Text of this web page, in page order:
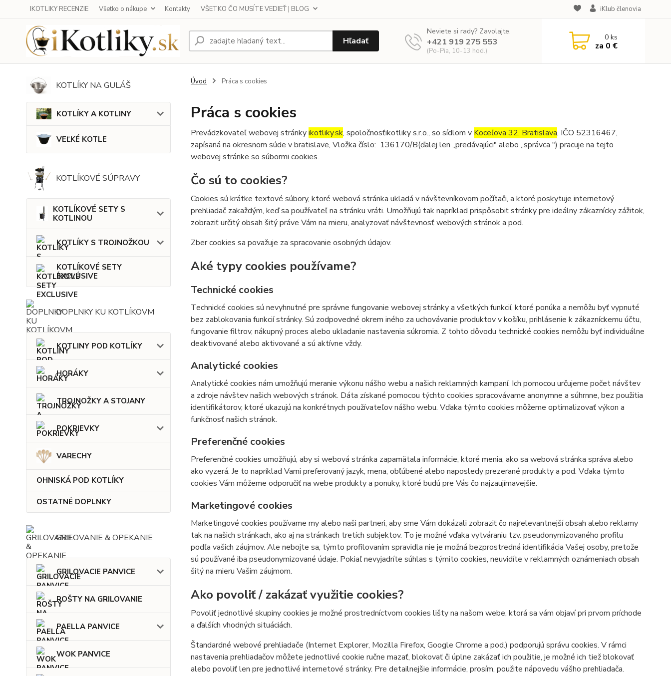
IKOTLIKY RECENZIE Všetko o nákupe Kontakty VŠETKO ČO MUSÍTE VEDIEŤ | BLOG iKlub členovia
Hľadať
Neviete si rady? Zavolajte.
+421 919 275 553
(Po-Pia, 10-13 hod.)
0ks
za 0 €
KOTLÍKY NA GULÁŠ
KOTLÍKY A KOTLINY
VEĽKÉ KOTLE
KOTLÍKOVÉ SÚPRAVY
KOTLÍKOVÉ SETY S
KOTLINOU
KOTLÍKY S TROJNOŽKOU
KOTLÍKOVÉ SETY
EXCLUSIVE
DOPLNKY KU KOTLÍKOVM
KOTLINY POD KOTLÍKY
HORÁKY
TROJNOŽKY A STOJANY
POKRIEVKY
VARECHY
OHNISKÁ POD KOTLÍKY
OSTATNÉ DOPLNKY
GRILOVANIE & OPEKANIE
GRILOVACIE PANVICE
ROŠTY NA GRILOVANIE
PAELLA PANVICE
WOK PANVICE
Úvod Práca s cookies
Práca s cookies
Prevádzkovateľ webovej stránkyikotliky.sk, spoločnosťikotliky s.r.o., so sídlom v Koceľova 32, Bratislava, IČO 52316467,
zapísaná na okresnom súde v bratislave, Vložka číslo: 136170/B(ďalej len „predávajúci" alebo „správca ") pracuje na tejto
webovej stránke so súbormi cookies.
Čo sú to cookies?
Cookies sú krátke textové súbory, ktoré webová stránka ukladá v návštevníkovom počítači, a ktoré poskytuje internetový
prehliadač zakaždým, keď sa používateľ na stránku vráti. Umožňujú tak napríklad prispôsobiť stránky pre ideálny zákaznícky zážitok,
zobraziť určitý obsah šitý práve Vám na mieru, analyzovať návštevnosť webových stránok a pod.
Zber cookies sa považuje za spracovanie osobných údajov.
Aké typy cookies používame?
Technické cookies
Technické cookies sú nevyhnutné pre správne fungovanie webovej stránky a všetkých funkcií, ktoré ponúka a nemôžu byť vypnuté
bez zablokovania funkcií stránky. Sú zodpovedné okrem iného za uchovávanie produktov v košíku, prihlásenie k zákazníckemu účtu,
fungovanie filtrov, nákupný proces alebo ukladanie nastavenia súkromia. Z tohto dôvodu technické cookies nemôžu byť individuálne
deaktivované alebo aktivované a sú aktívne vždy.
Analytické cookies
Analytické cookies nám umožňujú meranie výkonu nášho webu a našich reklamných kampaní. Ich pomocou určujeme počet návštev
a zdroje návštev našich webových stránok. Dáta získané pomocou týchto cookies spracovávame anonymne a súhrnne, bez použitia
identifikátorov, ktoré ukazujú na konkrétnych používateľov nášho webu. Vďaka týmto cookies môžeme optimalizovať výkon a
funkčnosť našich stránok.
Preferenčné cookies
Preferenčné cookies umožňujú, aby si webová stránka zapamätala informácie, ktoré menia, ako sa webová stránka správa alebo
ako vyzerá. Je to napríklad Vami preferovaný jazyk, mena, obľúbené alebo naposledy prezerané produkty a pod. Vďaka týmto
cookies Vám môžeme odporučiť na webe produkty a ponuky, ktoré budú pre Vás čo najzaujímavejšie.
Marketingové cookies
Marketingové cookies používame my alebo naši partneri, aby sme Vám dokázali zobraziť čo najrelevantnejší obsah alebo reklamy
tak na našich stránkach, ako aj na stránkach tretích subjektov. To je možné vďaka vytváraniu tzv. pseudonymizovaného profilu
podľa vašich záujmov. Ale nebojte sa, týmto profilovaním spravidla nie je možná bezprostredná identifikácia Vašej osoby, pretože
sú používané iba pseudonymizované údaje. Pokiaľ nevyjadríte súhlas s týmito cookies, neuvidíte v reklamných oznámeniach obsah
šitý na mieru Vašim záujmom.
Ako povoliť / zakázať využitie cookies?
Povoliť jednotlivé skupiny cookies je možné prostredníctvom cookies lišty na našom webe, ktorá sa vám objaví pri prvom príchode
a ďalších vhodných situáciách.
Štandardné webové prehliadače (Internet Explorer, Mozilla Firefox, Google Chrome a pod.) podporujú správu cookies. V rámci
nastavenia prehliadačov môžete jednotlivé cookie ručne mazať, blokovať či úplne zakázať ich použitie, je možné ich tiež blokovať
alebo povoliť len pre jednotlivé internetové stránky. Pre detailnejšie informácie, prosím, použite nápovedu vášho prehliadača.